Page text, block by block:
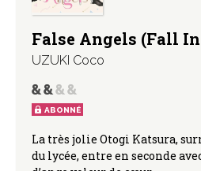
False Angels (Fall In
UZUKI Coco
ABONNÉ
La très jolie Otogi Katsura,
du lycée, entre en seconde